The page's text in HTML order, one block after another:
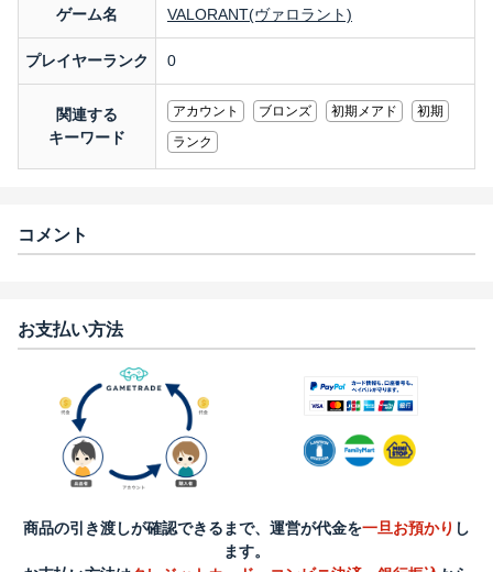
ゲーム名 VALORANT(ヴァロラント)
プレイヤーランク 0
関連する
キーワード
アカウント ブロンズ 初期メアド
初期
ランク
コメント
お支払い方法
商品の引き渡しが確認できるまで、運営が代金を一旦お預かり し
ます。